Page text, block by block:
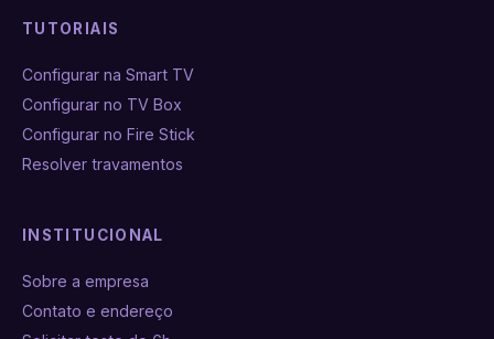
TUTORIAIS
Configurar na Smart TV
Configurar no TV Box
Configurar no Fire Stick
Resolver travamentos
INSTITUCIONAL
Sobre a empresa
Contato e endereço